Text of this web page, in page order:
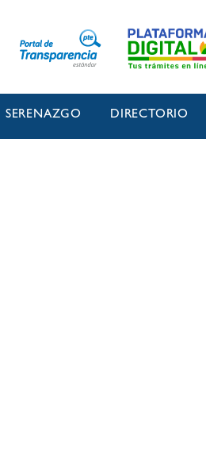
SERENAZGO DIRECTORIO